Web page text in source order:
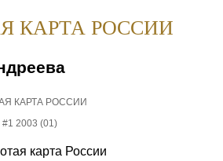
КАРТА РОССИИ
КАРТА РОССИИ
#1 2003 (01)